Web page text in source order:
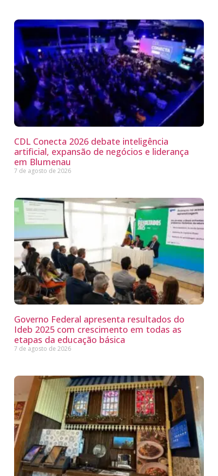
CDL Conecta 2026 debate inteligência
artificial, expansão de negócios e liderança
em Blumenau
7 de agosto de 2026
Governo Federal apresenta resultados do
Ideb 2025 com crescimento em todas as
etapas da educação básica
7 de agosto de 2026